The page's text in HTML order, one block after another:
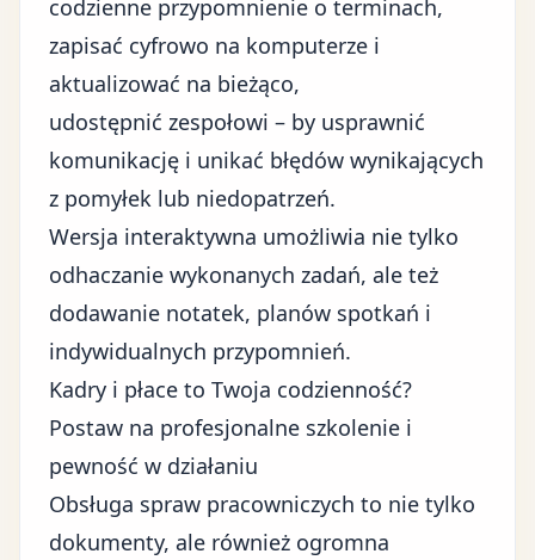
codzienne przypomnienie o terminach,
zapisać cyfrowo na komputerze i
aktualizować na bieżąco,
udostępnić zespołowi – by usprawnić
komunikację i unikać błędów wynikających
z pomyłek lub niedopatrzeń.
Wersja interaktywna umożliwia nie tylko
odhaczanie wykonanych zadań, ale też
dodawanie notatek, planów spotkań i
indywidualnych przypomnień.
Kadry i płace to Twoja codzienność?
Postaw na profesjonalne szkolenie i
pewność w działaniu
Obsługa spraw pracowniczych to nie tylko
dokumenty, ale również ogromna